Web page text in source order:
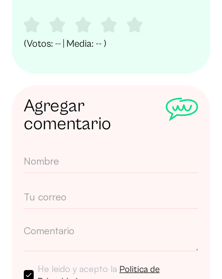
(Votos: -- | Media: -- )
Agregar
comentario
He leido y acepto la Politica de